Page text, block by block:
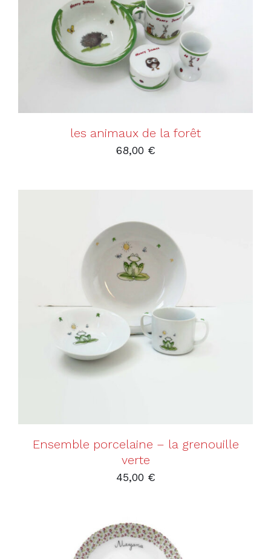
les animaux de la forêt
68,00 €
AJOUTER AU PANIER / DÉTAILS
Ensemble porcelaine – la grenouille
verte
45,00 €